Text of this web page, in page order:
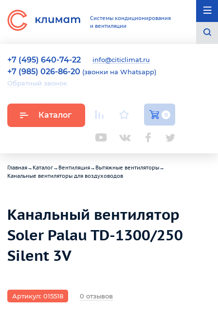
Системы кондиционирования
и вентиляции
+7 (495) 640-74-22 info@citiclimat.ru
+7 (985) 026-86-20 (звонки на Whatsapp)
Обратный звонок
Каталог 0
Главная→ Каталог→ Вентиляция→ Вытяжные вентиляторы→
Канальные вентиляторы для воздуховодов
Канальный вентилятор
Soler Palau TD-1300/250
Silent 3V
Артикул: 015518 0 отзывов